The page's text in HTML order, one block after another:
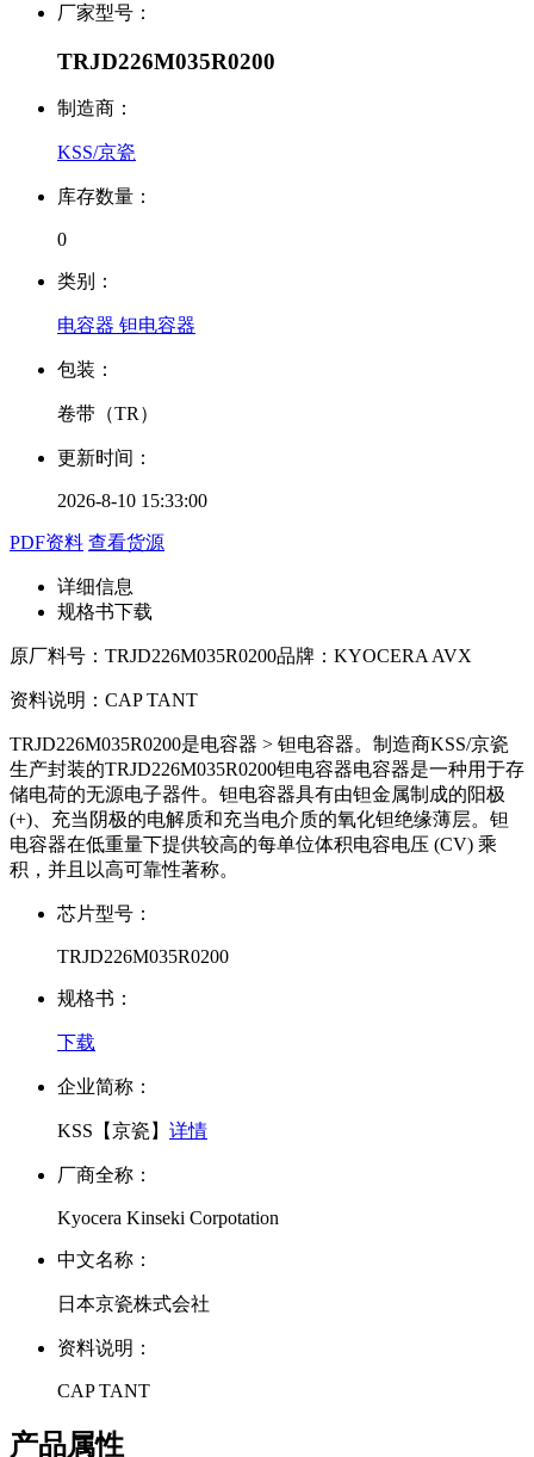
厂家型号：
TRJD226M035R0200
制造商：
KSS/京瓷
库存数量：
0
类别：
电容器 钽电容器
包装：
卷带（TR）
更新时间：
2026-8-10 15:33:00
PDF资料 查看货源
详细信息
规格书下载
原厂料号： TRJD226M035R0200品牌： KYOCERA AVX
资料说明： CAP TANT
TRJD226M035R0200是电容器 > 钽电容器。制造商KSS/京瓷
生产封装的TRJD226M035R0200钽电容器电容器是一种用于存
储电荷的无源电子器件。钽电容器具有由钽金属制成的阳极
(+)、充当阴极的电解质和充当电介质的氧化钽绝缘薄层。钽
电容器在低重量下提供较高的每单位体积电容电压 (CV) 乘
积，并且以高可靠性著称。
芯片型号：
TRJD226M035R0200
规格书：
下载
企业简称：
KSS【京瓷】 详情
厂商全称：
Kyocera Kinseki Corpotation
中文名称：
日本京瓷株式会社
资料说明：
CAP TANT
产品属性